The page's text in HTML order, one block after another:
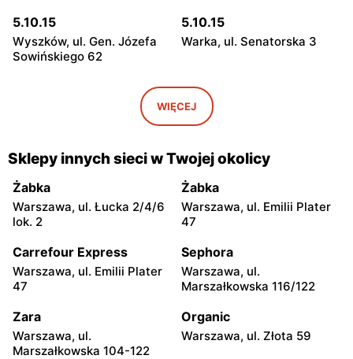
5.10.15
Wyszków, ul. Gen. Józefa
Sowińskiego 62
5.10.15
Warka, ul. Senatorska 3
5.10.15
Garwolin, ul. Kościuszki 22c
Płońsk, ul. Grunwaldzka 31
Skierniewice, ul.
Jagiellońska 8a/16
5.10.15
Rawa Mazowiecka al.
5.10.15
Łowicz, ul. Stanisława
5.10.15
Ciechanów, ul. Niechodzka
5.10.15
Kozienice, ul. Radomska
5.10.15
Siedlce, ul. Józefa
5.10.15
WIĘCEJ
Sklepy innych sieci w Twojej okolicy
Żabka
Warszawa, ul. Łucka 2/4/6
lok. 2
Żabka
Warszawa, ul. Emilii Plater
47
Carrefour Express
Warszawa, ul. Emilii Plater
47
Sephora
Warszawa, ul.
Marszałkowska 116/122
Zara
Warszawa, ul.
Marszałkowska 104-122
Organic
Warszawa, ul. Złota 59